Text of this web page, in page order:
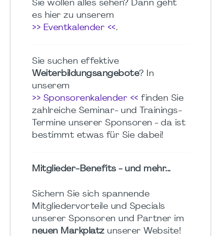
Sie wollen alles sehen? Dann geht
es hier zu unserem
>> Eventkalender <<.
Sie suchen effektive
Weiterbildungsangebote? In
unserem
>> Sponsorenkalender << finden Sie
zahlreiche Seminar- und Trainings-
Termine unserer Sponsoren - da ist
bestimmt etwas für Sie dabei!
Mitglieder-Benefits - und mehr...
Sichern Sie sich spannende
Mitgliedervorteile und Specials
unserer Sponsoren und Partner im
neuen Markplatzunserer Website!